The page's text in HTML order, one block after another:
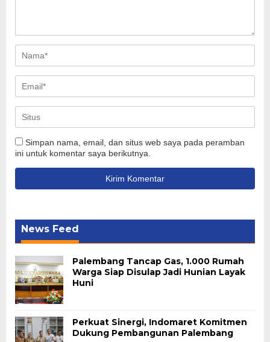
Simpan nama, email, dan situs web saya pada peramban
ini untuk komentar saya berikutnya.
News Feed
Palembang Tancap Gas, 1.000 Rumah
Warga Siap Disulap Jadi Hunian Layak
Huni
Perkuat Sinergi, Indomaret Komitmen
Dukung Pembangunan Palembang